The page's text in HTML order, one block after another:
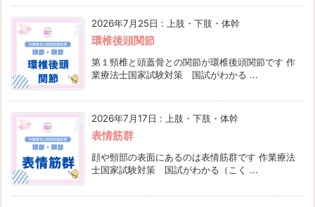
2026年7月25日 : 上肢・下肢・体幹
環椎後頭関節
第１頸椎と頭蓋骨との関節が環椎後頭関節です 作
業療法士国家試験対策 国試がわかる ...
2026年7月17日 : 上肢・下肢・体幹
表情筋群
顔や頸部の表面にあるのは表情筋群です 作業療法
士国家試験対策 国試がわかる（こく ...